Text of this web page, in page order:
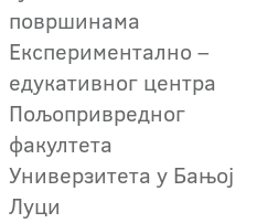
површинама
Експериментално –
едукативног центра
Пољопривредног
факултета
Универзитета у Бањој
Луци